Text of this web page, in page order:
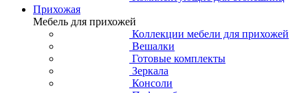
Прихожая
Мебель для прихожей
Коллекции мебели для прихожей
Вешалки
Готовые комплекты
Зеркала
Консоли